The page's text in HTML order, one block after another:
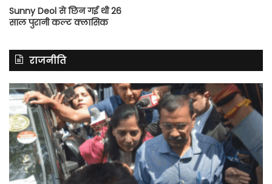
Sunny Deol से छिन गई थी 26
साल पुरानी कल्ट क्लासिक
राजनीति